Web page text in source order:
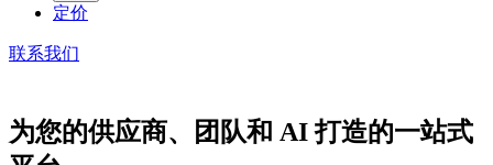
定价
联系我们
为您的供应商、团队和 AI 打造的一站式